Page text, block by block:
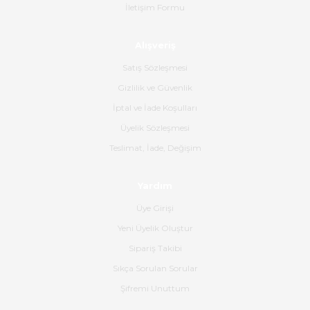
poşetlerle gönderim yapıyorlar.
olmuş, tam istediğim gibi. Ayrıca
Ürün iki gün içinde elime
İletişim Formu
Satış Sözleşmesi
Gizlilik ve Güvenlik
İptal ve İade Koşulları
Üyelik Sözleşmesi
Teslimat, İade, Değişim
Üye Girişi
Yeni Üyelik Oluştur
Sipariş Takibi
Sıkça Sorulan Sorular
Şifremi Unuttum